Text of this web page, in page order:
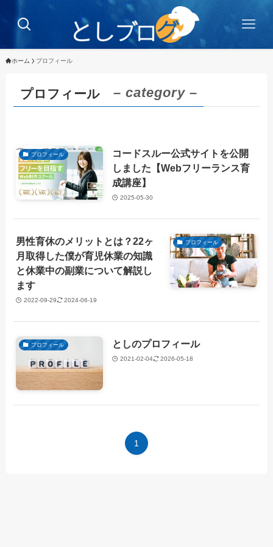
ホーム プロフィール
プロフィール – category –
プロフィール
コードスルー公式サイトを公開
しました【Webフリーランス育
成講座】
2025-05-30
プロフィール
男性育休のメリットとは？22ヶ
月取得した僕が育児休業の知識
と休業中の副業について解説し
ます
2022-09-29 2024-06-19
プロフィール としのプロフィール
2021-02-04 2026-05-18
1